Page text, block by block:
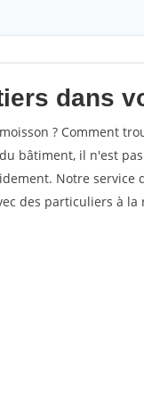
dans
? Comment
bâtiment, il n'est
Notre
des particuliers à